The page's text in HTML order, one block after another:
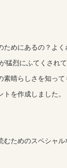
ためにあるの？よ
猛烈にふてくされて
晴らしさを知って
を作成しました。
むためのスペシャル